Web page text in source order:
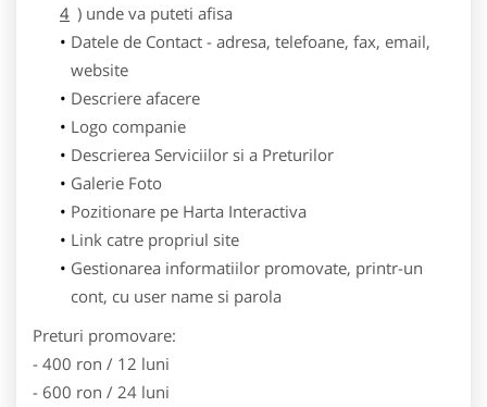
4 ) unde va puteti afisa
Datele de Contact - adresa, telefoane, fax, email,
website
Descriere afacere
Logo companie
Descrierea Serviciilor si a Preturilor
Galerie Foto
Pozitionare pe Harta Interactiva
Link catre propriul site
Gestionarea informatiilor promovate, printr-un
cont, cu user name si parola
Preturi promovare:
- 400 ron / 12 luni
- 600 ron / 24 luni